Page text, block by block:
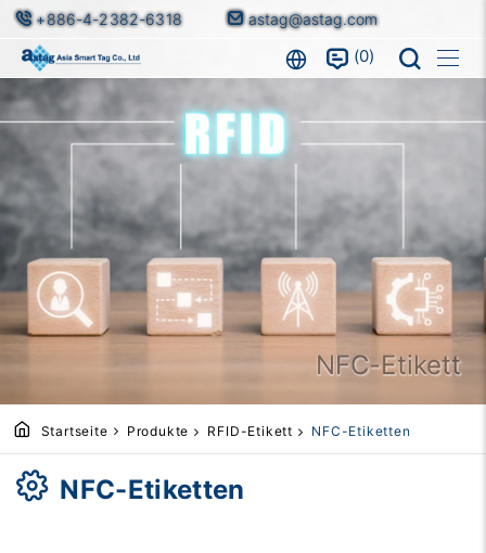
+886-4-2382-6318 astag@astag.com
0
NFC-Etikett
Startseite Produkte RFID-Etikett NFC-Etiketten
NFC-Etiketten